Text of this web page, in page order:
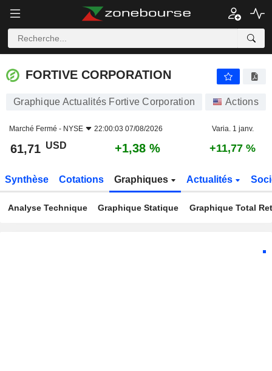
FORTIVE CORPORATION
FORTIVE CORPORATION
Graphique Actualités Fortive Corporation Actions
Marché Fermé - NYSE 22:00:03 07/08/2026 Varia. 1 janv.
61,71 USD +1,38 % +11,77 %
Synthèse Cotations Graphiques Actualités
Analyse Technique Graphique Statique Graphique Total